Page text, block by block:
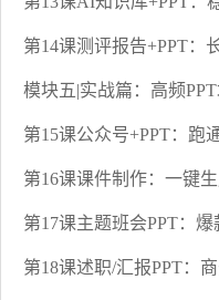
第14课测评报告+PPT：
模块五|实战篇：高频
第15课公众号+PPT：跑
第16课课件制作：一键
第17课主题班会PPT：
第18课述职/汇报PPT：